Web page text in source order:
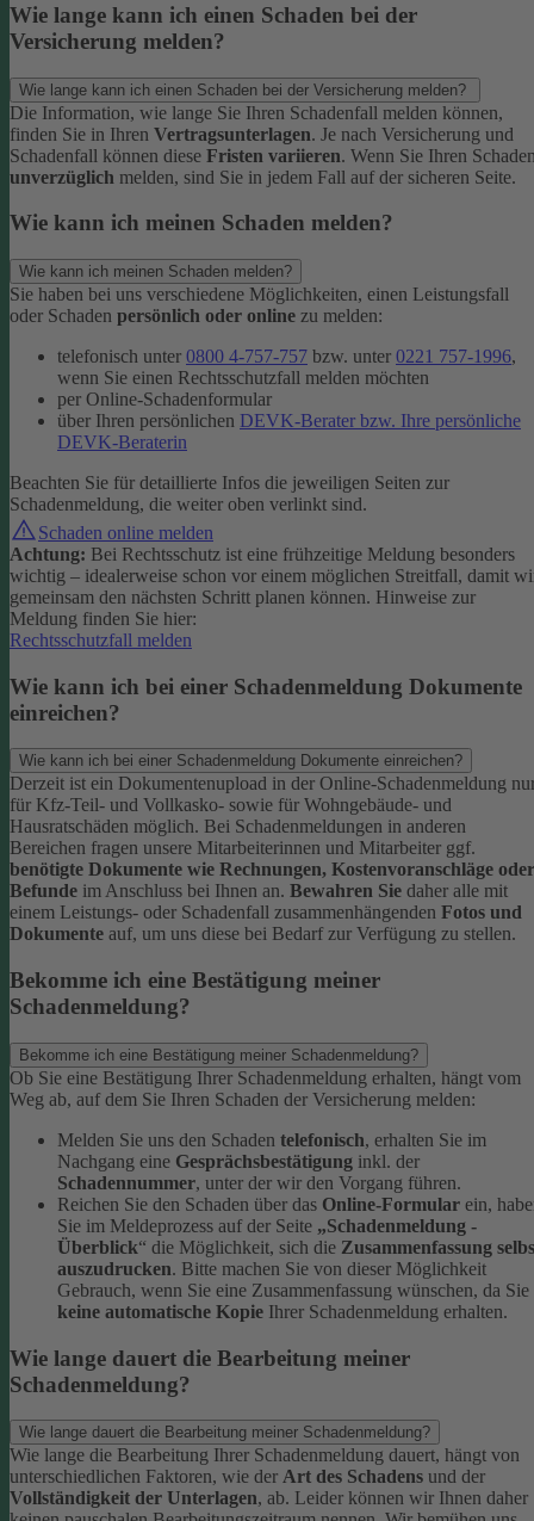
Wie lange kann ich einen Schaden bei der
Versicherung melden?
Wie lange kann ich einen Schaden bei der Versicherung melden?
Die Information, wie lange Sie Ihren Schadenfall melden können,
finden Sie in Ihren Vertragsunterlagen. Je nach Versicherung und
Schadenfall können diese Fristen variieren. Wenn Sie Ihren
unverzüglich melden, sind Sie in jedem Fall auf der sicheren Seite.
Wie kann ich meinen Schaden melden?
Wie kann ich meinen Schaden melden?
Sie haben bei uns verschiedene Möglichkeiten, einen Leistungsfall
oder Schaden persönlich oder online zu melden:
telefonisch unter 0800 4-757-757 bzw. unter 0221 757-1996,
wenn Sie einen Rechtsschutzfall melden möchten
per Online-Schadenformular
über Ihren persönlichen DEVK-Berater bzw. Ihre persönliche
DEVK-Beraterin
Beachten Sie für detaillierte Infos die jeweiligen Seiten zur
Schadenmeldung, die weiter oben verlinkt sind.
Schaden online melden
Achtung: Bei Rechtsschutz ist eine frühzeitige Meldung besonders
wichtig – idealerweise schon vor einem möglichen Streitfall, damit
gemeinsam den nächsten Schritt planen können. Hinweise zur
Meldung finden Sie hier:
Rechtsschutzfall melden
Wie kann ich bei einer Schadenmeldung Dokumente
einreichen?
Wie kann ich bei einer Schadenmeldung Dokumente einreichen?
Derzeit ist ein Dokumentenupload in der Online-Schadenmeldung
für Kfz-Teil- und Vollkasko- sowie für Wohngebäude- und
Hausratschäden möglich. Bei Schadenmeldungen in anderen
Bereichen fragen unsere Mitarbeiterinnen und Mitarbeiter ggf.
benötigte Dokumente wie Rechnungen, Kostenvoranschläge oder
Befunde im Anschluss bei Ihnen an. Bewahren Sie daher alle mit
einem Leistungs- oder Schadenfall zusammenhängenden Fotos und
Dokumente auf, um uns diese bei Bedarf zur Verfügung zu stellen.
Bekomme ich eine Bestätigung meiner
Schadenmeldung?
Bekomme ich eine Bestätigung meiner Schadenmeldung?
Ob Sie eine Bestätigung Ihrer Schadenmeldung erhalten, hängt vom
Weg ab, auf dem Sie Ihren Schaden der Versicherung melden:
Melden Sie uns den Schaden telefonisch, erhalten Sie im
Nachgang eine Gesprächsbestätigung inkl. der
Schadennummer, unter der wir den Vorgang führen.
Reichen Sie den Schaden über das Online-Formular ein,
Sie im Meldeprozess auf der Seite „Schadenmeldung -
Überblick“ die Möglichkeit, sich die Zusammenfassung
auszudrucken. Bitte machen Sie von dieser Möglichkeit
Gebrauch, wenn Sie eine Zusammenfassung wünschen, da Sie
keine automatische Kopie Ihrer Schadenmeldung erhalten.
Wie lange dauert die Bearbeitung meiner
Schadenmeldung?
Wie lange dauert die Bearbeitung meiner Schadenmeldung?
Wie lange die Bearbeitung Ihrer Schadenmeldung dauert, hängt von
unterschiedlichen Faktoren, wie der Art des Schadens und der
Vollständigkeit der Unterlagen, ab. Leider können wir Ihnen daher